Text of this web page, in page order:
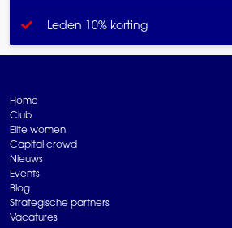
Leden 10% korting
Home
Club
Elite women
Capital crowd
Nieuws
Events
Blog
Strategische partners
Vacatures